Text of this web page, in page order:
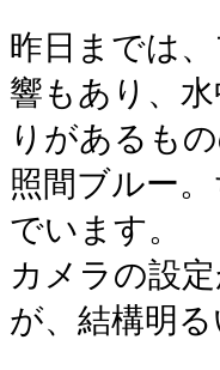
昨日までは
響もあり、
りがあるも
照間ブルー
でいます。
カメラの設
が、結構明る